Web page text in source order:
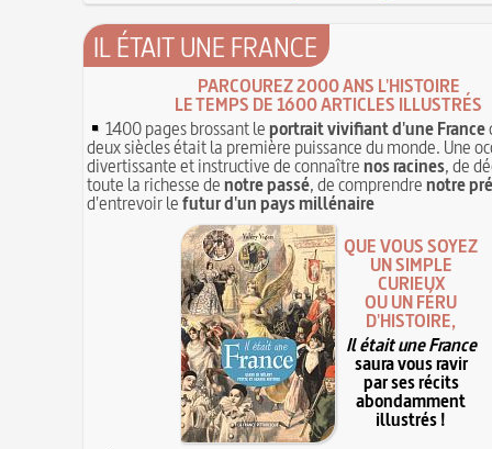
IL ÉTAIT UNE FRANCE
PARCOUREZ 2000 ANS L'HISTOIRE
LE TEMPS DE 1600 ARTICLES ILLUSTRÉS
1400 pages brossant leportrait vivifiant d'une France
deux siècles était la première puissance du monde. Une
divertissante et instructive de connaîtrenos racines, de
toute la richesse denotre passé, de comprendrenotre
d'entrevoir lefutur d'un pays millénaire
QUE VOUS SOYEZ
UN SIMPLE
CURIEUX
OU UN FÉRU
D'HISTOIRE,
Il était une France
saura vous ravir
par ses récits
abondamment
illustrés !